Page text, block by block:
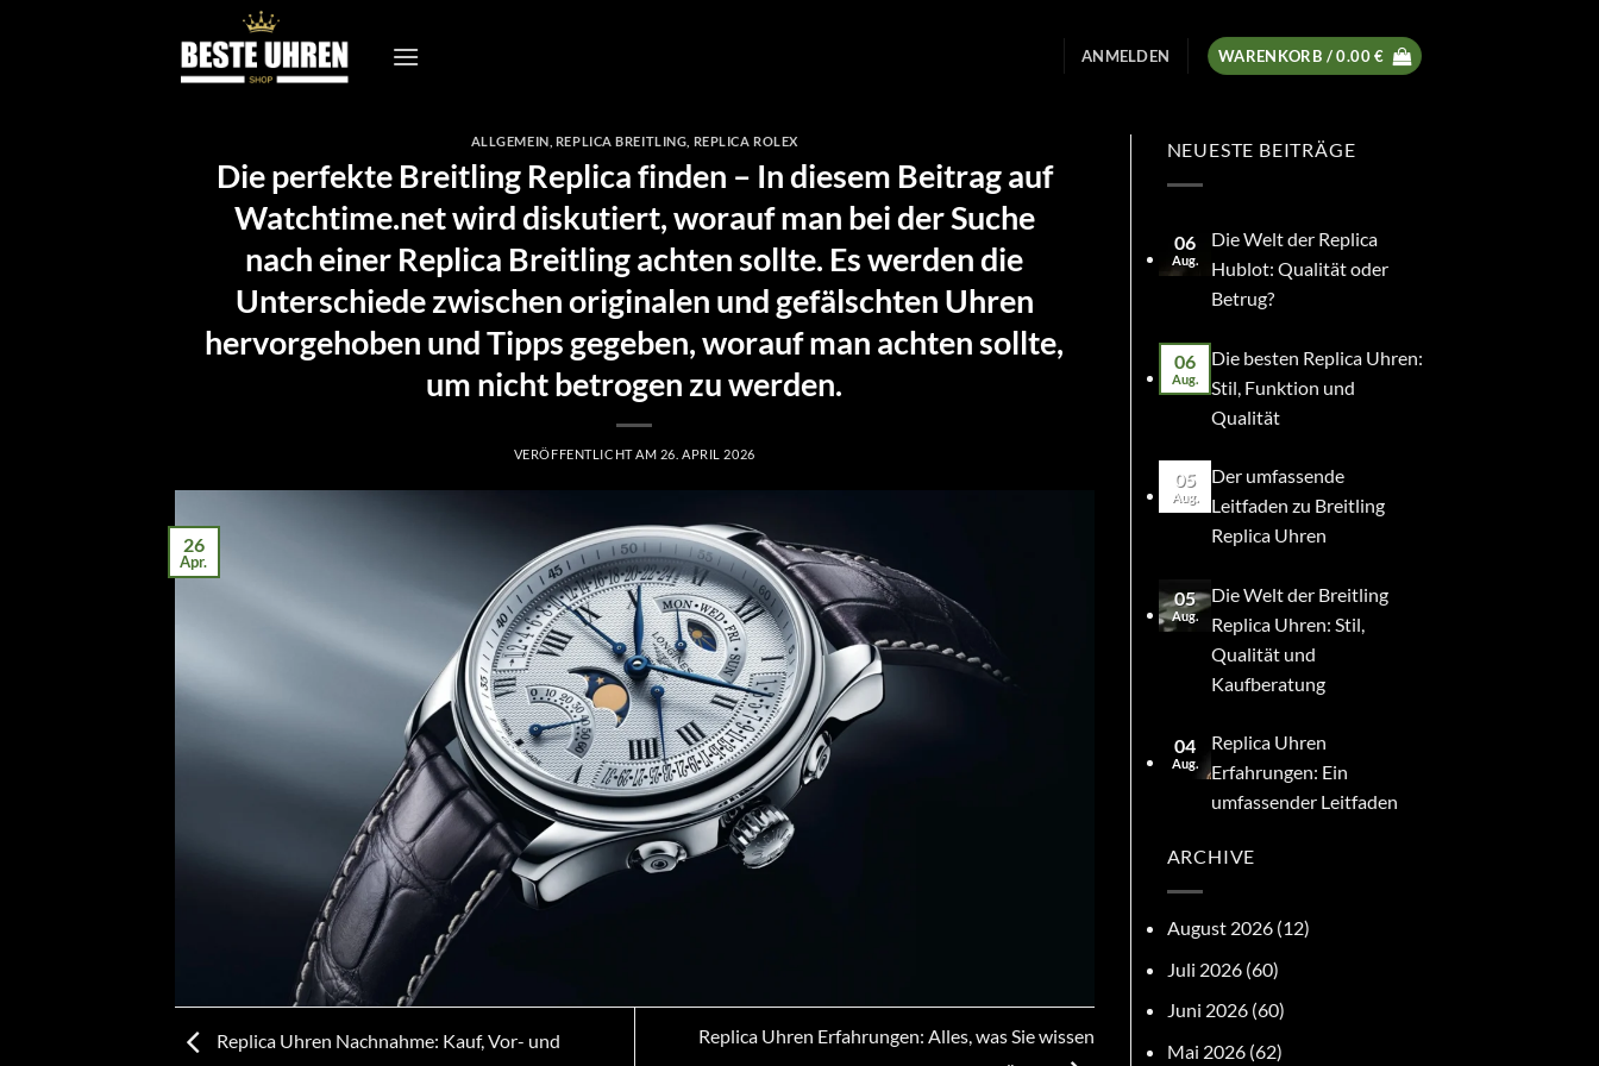
ANMELDEN WARENKORB /0.00€
ALLGEMEIN REPLICA BREITLING REPLICA ROLEX
Die perfekte Breitling Replica finden – In diesem Beitrag auf
Watchtime.net wird diskutiert, worauf man bei der Suche
nach einer Replica Breitling achten sollte. Es werden die
Unterschiede zwischen originalen und gefälschten Uhren
hervorgehoben und Tipps gegeben, worauf man achten sollte,
um nicht betrogen zu werden.
VERÖFFENTLICHT AM 26. APRIL 2026
26
Apr.
Replica Uhren Nachnahme: Kauf, Vor- und
Replica Uhren Erfahrungen: Alles, was Sie wissen
NEUESTE BEITRÄGE
06
Aug.
Die Welt der Replica
Hublot: Qualität oder
Betrug?
06
Aug.
Die besten Replica Uhren:
Stil, Funktion und
Qualität
05
Aug.
Der umfassende
Leitfaden zu Breitling
Replica Uhren
05
Aug.
Die Welt der Breitling
Replica Uhren: Stil,
Qualität und
Kaufberatung
04
Aug.
Replica Uhren
Erfahrungen: Ein
umfassender Leitfaden
ARCHIVE
August 2026(12)
Juli 2026(60)
Juni 2026(60)
Mai 2026(62)